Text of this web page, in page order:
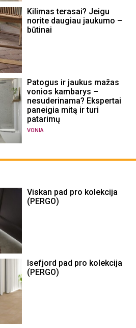
Kilimas terasai? Jeigu
norite daugiau jaukumo –
būtinai
Patogus ir jaukus mažas
vonios kambarys –
nesuderinama? Ekspertai
paneigia mitą ir turi
patarimų
VONIA
Viskan pad pro kolekcija
(PERGO)
Isefjord pad pro kolekcija
(PERGO)